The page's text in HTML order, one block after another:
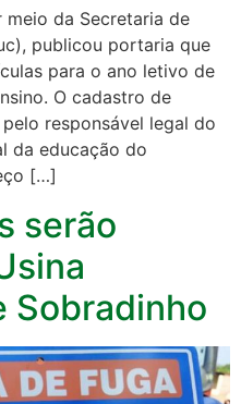
da Secretaria de
publicou portaria que
para o ano letivo de
O cadastro de
responsável legal do
da educação do
[…]
serão
Sobradinho